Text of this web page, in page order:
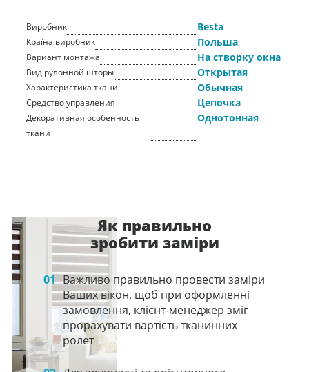
Виробник Besta
Країна виробник Польша
Вариант монтажа На створку окна
Вид рулонной шторы Открытая
Характеристика ткани Обычная
Средство управления Цепочка
Декоративная особенность
ткани
Однотонная
Як правильно
зробити заміри
01 Важливо правильно провести заміри
Ваших вікон, щоб при оформленні
замовлення, клієнт-менеджер зміг
прорахувати вартість тканинних
ролет